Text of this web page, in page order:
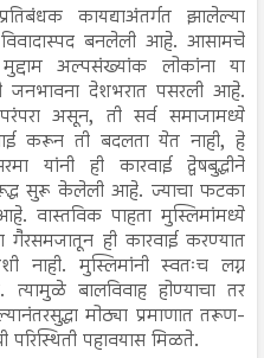
कायद्याअंतर्गत झालेल्या
बनलेली आहे. आसामचे
अल्पसंख्यांक लोकांना या
जनभावना देशभरात पसरली आहे.
असून, ती सर्व समाजामध्ये
करून ती बदलता येत नाही, हे
यांनी ही कारवाई द्वेषबुद्धीने
सुरू केलेली आहे. ज्याचा फटका
वास्तविक पाहता मुस्लिमांमध्ये
गैरसमजातून ही कारवाई करण्यात
मुस्लिमांनी स्वतःच लग्न
बालविवाह होण्याचा तर
मोठ्या प्रमाणात तरूण-
पहावयास मिळते.